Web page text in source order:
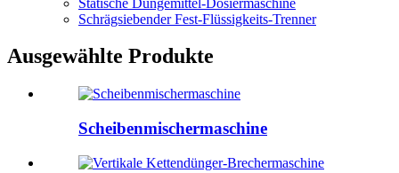
Schrägsiebender Fest-Flüssigkeits-Trenner
Ausgewählte Produkte
Scheibenmischermaschine